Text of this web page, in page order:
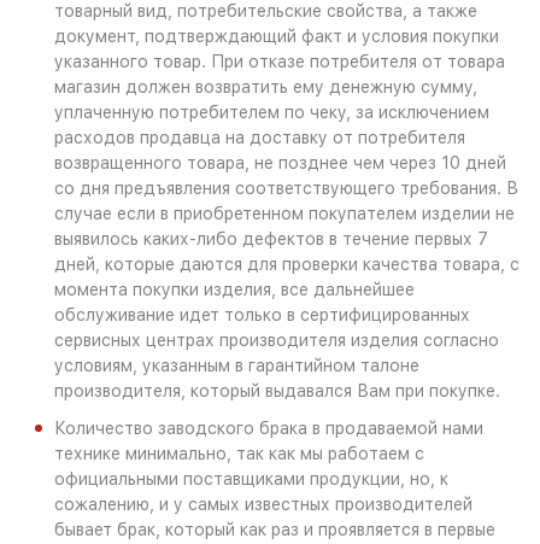
товарный вид, потребительские свойства, а также
документ, подтверждающий факт и условия покупки
указанного товар. При отказе потребителя от товара
магазин должен возвратить ему денежную сумму,
уплаченную потребителем по чеку, за исключением
расходов продавца на доставку от потребителя
возвращенного товара, не позднее чем через 10 дней
со дня предъявления соответствующего требования. В
случае если в приобретенном покупателем изделии не
выявилось каких-либо дефектов в течение первых 7
дней, которые даются для проверки качества товара, с
момента покупки изделия, все дальнейшее
обслуживание идет только в сертифицированных
сервисных центрах производителя изделия согласно
условиям, указанным в гарантийном талоне
производителя, который выдавался Вам при покупке.
Количество заводского брака в продаваемой нами
технике минимально, так как мы работаем с
официальными поставщиками продукции, но, к
сожалению, и у самых известных производителей
бывает брак, который как раз и проявляется в первые